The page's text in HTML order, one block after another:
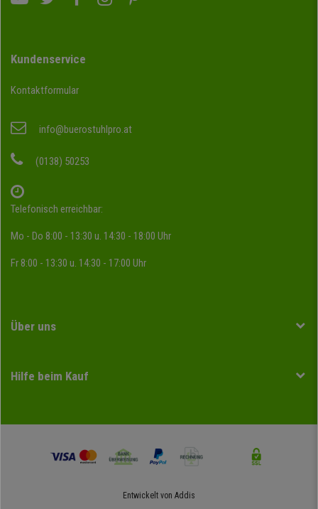
Kundenservice
Kontaktformular
info@buerostuhlpro.at
(0138) 50253
Telefonisch erreichbar:
Mo - Do 8:00 - 13:30 u. 14:30 - 18:00 Uhr
Fr 8:00 - 13:30 u. 14:30 - 17:00 Uhr
Über uns
Hilfe beim Kauf
Entwickelt von Addis